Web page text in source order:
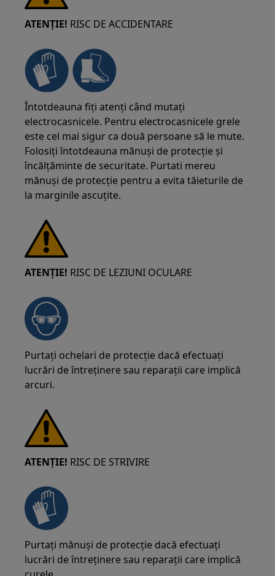
ATENȚIE! RISC DE ACCIDENTARE
Întotdeauna fiți atenți când mutați
electrocasnicele. Pentru electrocasnicele grele
este cel mai sigur ca două persoane să le mute.
Folosiți întotdeauna mănuși de protecție și
încălțăminte de securitate. Purtati mereu
mănuși de protecție pentru a evita tăieturile de
la marginile ascuțite.
ATENȚIE! RISC DE LEZIUNI OCULARE
Purtați ochelari de protecție dacă efectuați
lucrări de întreținere sau reparații care implică
arcuri.
ATENȚIE! RISC DE STRIVIRE
Purtați mănuși de protecție dacă efectuați
lucrări de întreținere sau reparații care implică